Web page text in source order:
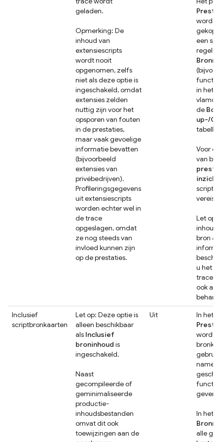
geladen.
Opmerking: De
inhoud van
extensiescripts
wordt nooit
opgenomen, zelfs
niet als deze optie is
ingeschakeld, omdat
extensies zelden
nuttig zijn voor het
opsporen van fouten
in de prestaties,
maar vaak gevoelige
informatie bevatten
(bijvoorbeeld
extensies van
privébedrijven).
Profileringsgegevens
uit extensiescripts
worden echter wel in
de trace
opgeslagen, omdat
ze nog steeds van
invloed kunnen zijn
op de prestaties.
worden
een
regel
in het
de
up-/
Voor
van
vereist.
Let op:
inhoud
bron
u het
ook als
Inclusief
scriptbronkaarten
Let op: Deze optie is
alleen beschikbaar
als Inclusief
broninhoud is
ingeschakeld.
Naast
gecompileerde of
geminimaliseerde
productie-
inhoudsbestanden
omvat dit ook
toewijzingen aan de
Uit
In het
worden
namen
geven.
In het
alle